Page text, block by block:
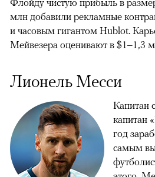
Флойду чистую прибыль в
млн добавили рекламные
и часовым гигантом Hublot.
Мейвезера оценивают в $1–1,3
Лионель Месси
Капитан
капитан
год
самым